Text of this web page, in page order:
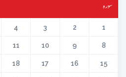
سورہ
1
2
3
4
8
9
10
11
15
16
17
18